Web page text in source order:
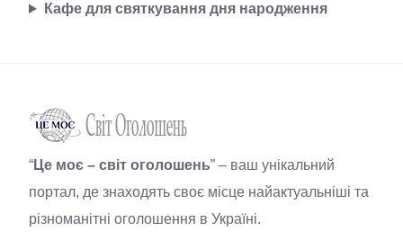
Кафе для святкування дня народження
“Це моє – світ оголошень” – ваш унікальний
портал, де знаходять своє місце найактуальніші та
різноманітні оголошення в Україні.